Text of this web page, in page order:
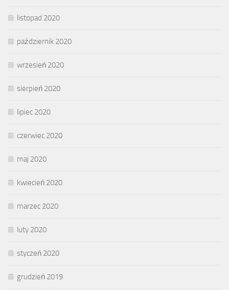
listopad 2020
październik 2020
wrzesień 2020
sierpień 2020
lipiec 2020
czerwiec 2020
maj 2020
kwiecień 2020
marzec 2020
luty 2020
styczeń 2020
grudzień 2019